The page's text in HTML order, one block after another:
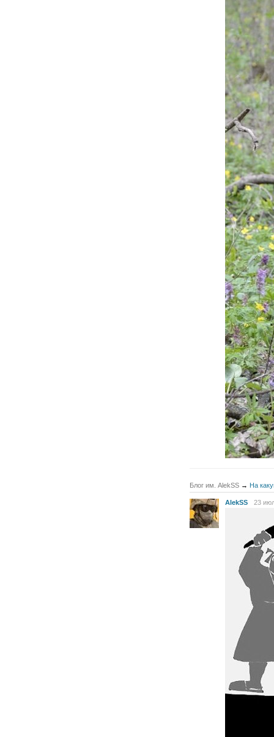
Блог им. AlekSS → На
AlekSS 23